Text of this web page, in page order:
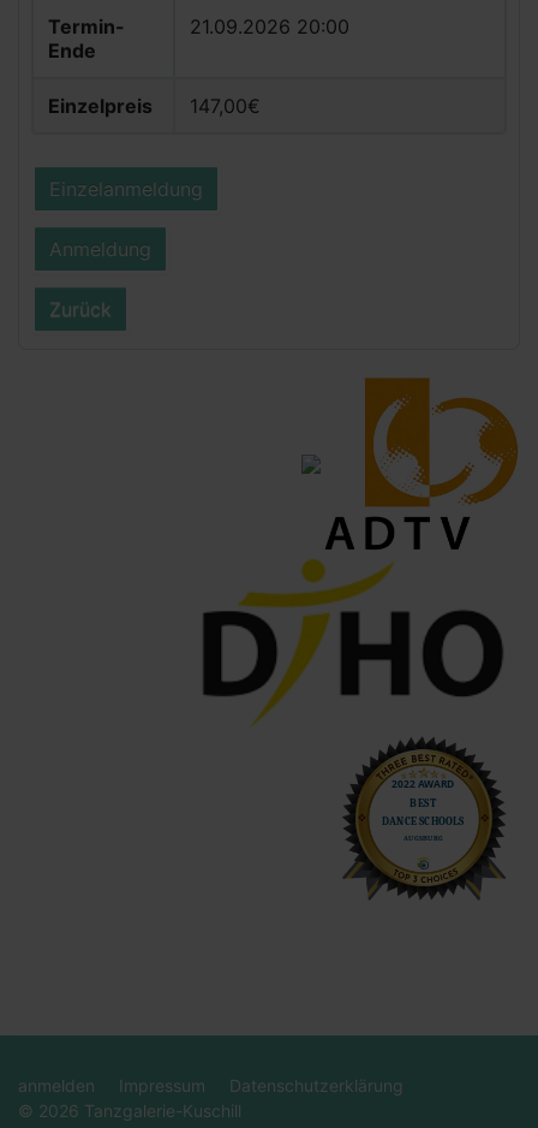
Termin-
Ende
21.09.2026 20:00
Einzelpreis 147,00€
Einzelanmeldung
Anmeldung
Zurück
anmelden Impressum
Datenschutzerklärung
© 2026 Tanzgalerie-Kuschill